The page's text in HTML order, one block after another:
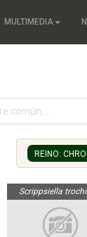
MULTIMEDIA
REINO:
Scrippsiella